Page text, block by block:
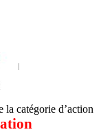
catégorie d’action